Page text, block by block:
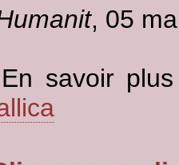
, 05
savoir